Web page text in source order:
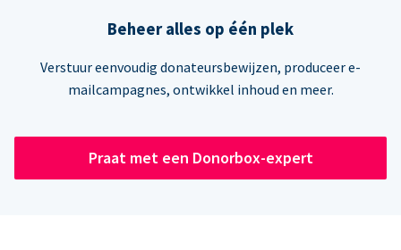
Beheer alles op één plek
Verstuur eenvoudig donateursbewijzen, produceer e-
mailcampagnes, ontwikkel inhoud en meer.
Praat met een Donorbox-expert